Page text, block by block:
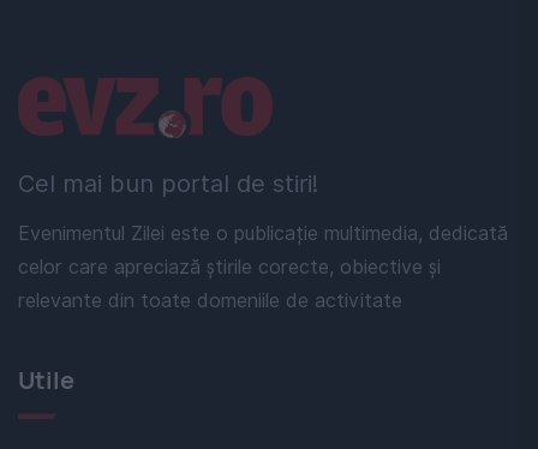
Cel mai bun portal de stiri!
Evenimentul Zilei este o publicație multimedia, dedicată
celor care apreciază știrile corecte, obiective și
relevante din toate domeniile de activitate
Linkuri utile
Utile